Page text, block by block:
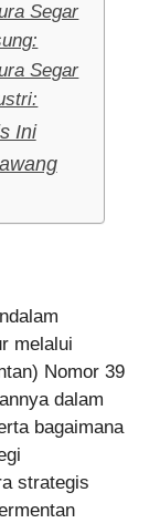
Segar
Segar
Ini
melalui
Nomor 39
dalam
bagaimana
strategis